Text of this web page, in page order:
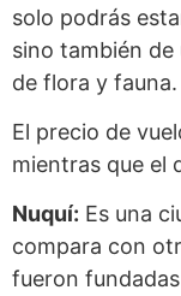
solo podrás
sino también
de flora y fauna.
El precio de
mientras que el
Nuquí: Es una
compara con
fueron